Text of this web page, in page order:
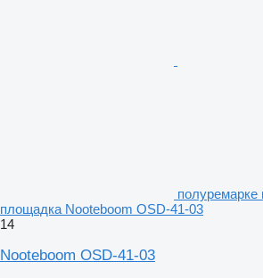
полуремарке
площадка Nooteboom OSD-41-03
14
Nooteboom OSD-41-03